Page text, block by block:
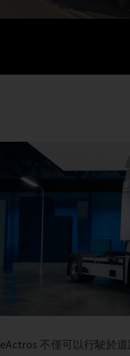
eActros 不僅可以行駛於